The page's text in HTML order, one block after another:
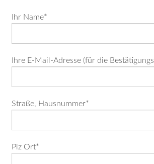
-
e.V.
Rückblick
Classics
Pflichtfeld
Ihr Name*
Pflichtfeld
Ihre E-Mail-Adresse (für die
Pflichtfeld
Straße, Hausnummer*
Pflichtfeld
Plz Ort*